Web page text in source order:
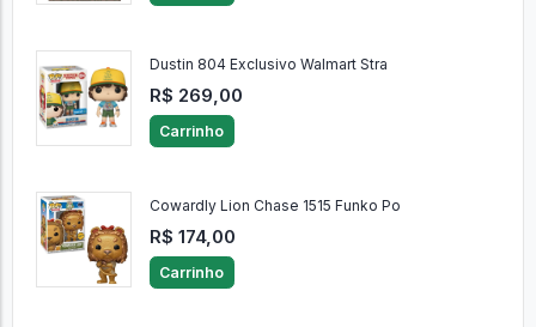
Dustin 804 Exclusivo Walmart Stra
R$ 269,00
Carrinho
Cowardly Lion Chase 1515 Funko Po
R$ 174,00
Carrinho